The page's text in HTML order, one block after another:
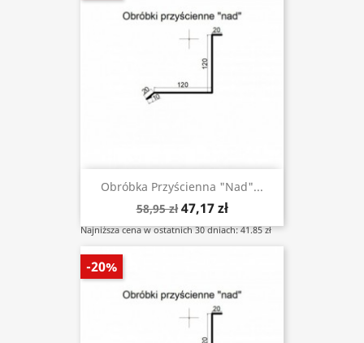
Obróbka Przyścienna "nad"...
58,95 zł 47,17 zł
Najniższa cena w ostatnich 30 dniach: 41.85 zł
-20%